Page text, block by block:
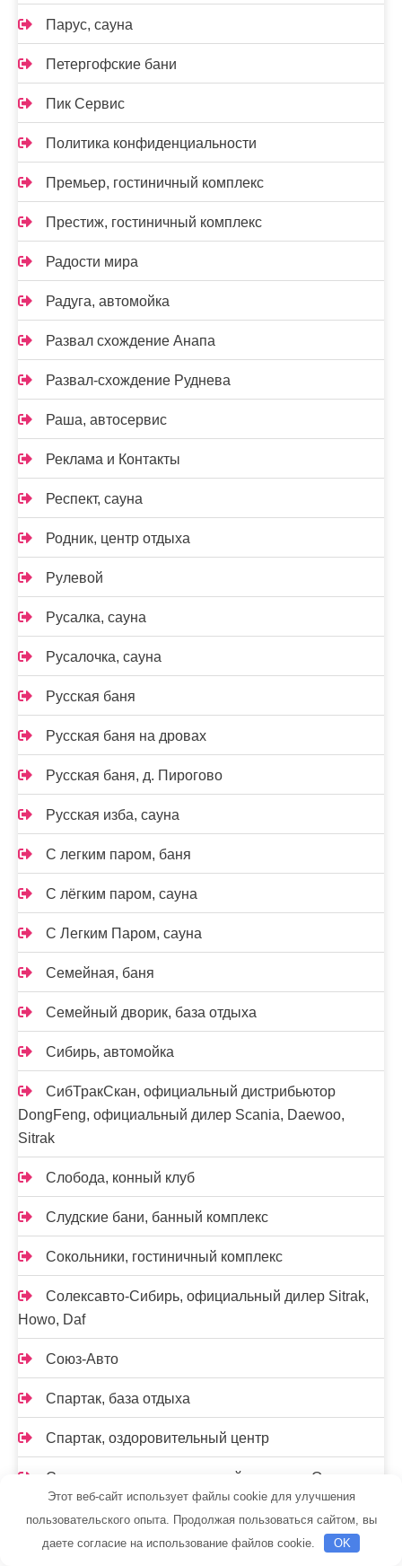
Парус, сауна
Петергофские бани
Пик Сервис
Политика конфиденциальности
Премьер, гостиничный комплекс
Престиж, гостиничный комплекс
Радости мира
Радуга, автомойка
Развал схождение Анапа
Развал-схождение Руднева
Раша, автосервис
Реклама и Контакты
Респект, сауна
Родник, центр отдыха
Рулевой
Русалка, сауна
Русалочка, сауна
Русская баня
Русская баня на дровах
Русская баня, д. Пирогово
Русская изба, сауна
С легким паром, баня
С лёгким паром, сауна
С Легким Паром, сауна
Семейная, баня
Семейный дворик, база отдыха
Сибирь, автомойка
СибТракСкан, официальный дистрибьютор
DongFeng, официальный дилер Scania, Daewoo,
Sitrak
Слобода, конный клуб
Слудские бани, банный комплекс
Сокольники, гостиничный комплекс
Солексавто-Сибирь, официальный дилер Sitrak,
Howo, Daf
Союз-Авто
Спартак, база отдыха
Спартак, оздоровительный центр
Спортивно-оздоровительный комплекс Оранж
Старт-Авто
СтеклоДом, сеть фирменных офисов продаж
Этот веб-сайт использует файлы cookie для улучшения
пользовательского опыта. Продолжая пользоваться сайтом, вы
даете согласие на использование файлов cookie.
OK